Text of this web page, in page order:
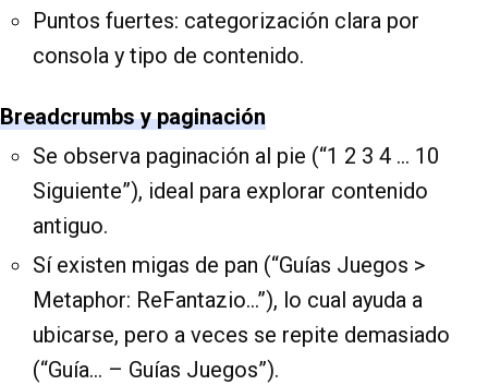
Puntos fuertes: categorización clara por
consola y tipo de contenido.
Breadcrumbs y paginación
Se observa paginación al pie (“1 2 3 4 … 10
Siguiente”), ideal para explorar contenido
antiguo.
Sí existen migas de pan (“Guías Juegos >
Metaphor: ReFantazio…”), lo cual ayuda a
ubicarse, pero a veces se repite demasiado
(“Guía… – Guías Juegos”).